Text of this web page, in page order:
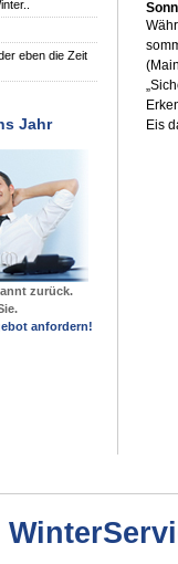
eben die Zeit
Jahr
zurück.
anfordern!
Eis